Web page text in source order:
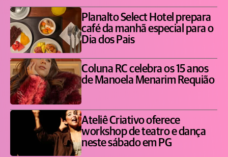
Planalto Select Hotel prepara
café da manhã especial para o
Dia dos Pais
Coluna RC celebra os 15 anos
de Manoela Menarim Requião
Ateliê Criativo oferece
workshop de teatro e dança
neste sábado em PG